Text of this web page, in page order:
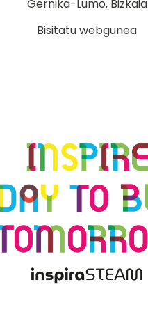
Gernika-Lumo, Bizkaia
Bisitatu webgunea